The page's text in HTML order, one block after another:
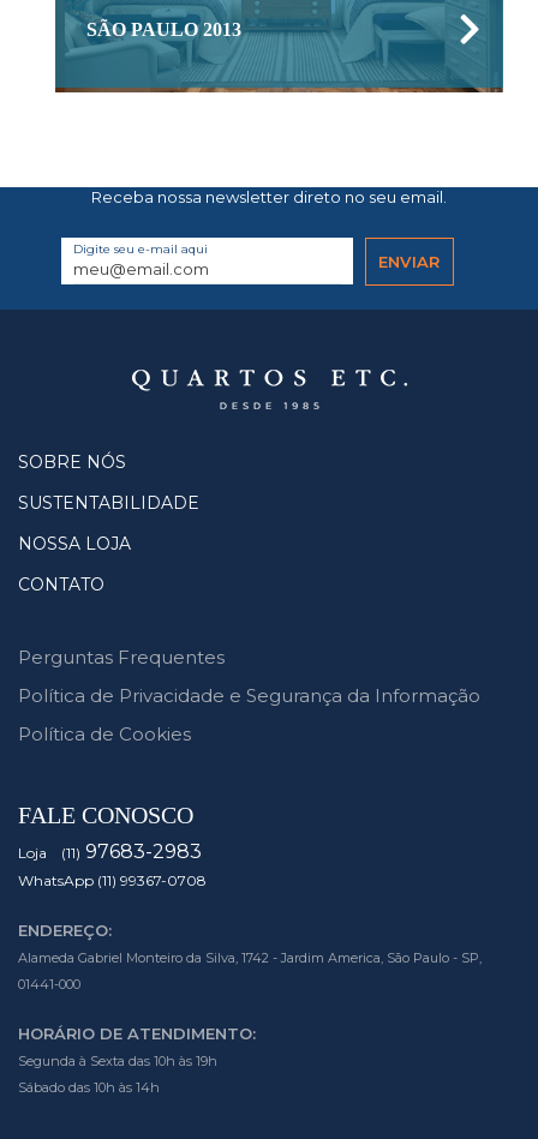
SÃO PAULO 2013
Receba nossa newsletter direto no seu email.
Digite seu e-mail aqui
SOBRE NÓS
SUSTENTABILIDADE
NOSSA LOJA
CONTATO
Perguntas Frequentes
Política de Privacidade e Segurança da Informação
Política de Cookies
FALE CONOSCO
Loja (11) 97683-2983
WhatsApp (11) 99367-0708
ENDEREÇO:
Alameda Gabriel Monteiro da Silva, 1742 - Jardim America, São Paulo - SP,
01441-000
HORÁRIO DE ATENDIMENTO:
Segunda à Sexta das 10h às 19h
Sábado das 10h às 14h